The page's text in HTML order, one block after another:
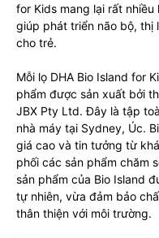
for Kids mang lại rất
giúp phát triển não bộ,
cho trẻ.
Mỗi lọ DHA Bio Island for
phẩm được sản xuất bởi
JBX Pty Ltd. Đây là tập
nhà máy tại Sydney, Úc.
giá cao và tin tưởng từ
phối các sản phẩm chăm
sản phẩm của Bio Island
tự nhiên, vừa đảm bảo
thân thiện với môi trường.